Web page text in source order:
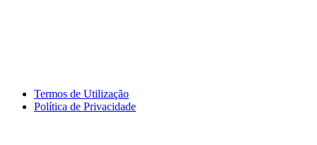
Termos de Utilização
Política de Privacidade